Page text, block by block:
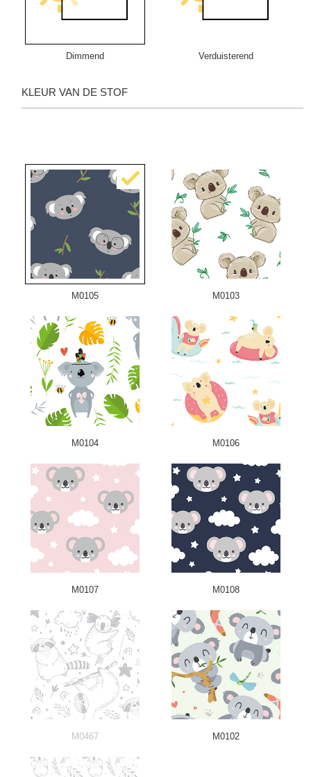
Dimmend Verduisterend
KLEUR VAN DE STOF
M0105 M0103
M0104 M0106
M0107 M0108
M0467 M0102